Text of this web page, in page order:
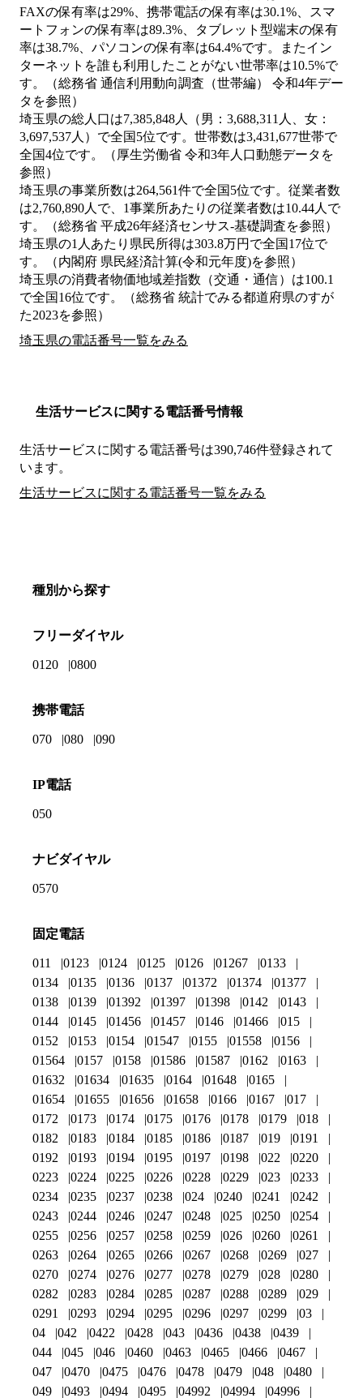
FAXの保有率は29%、携帯電話の保有率は30.1%、スマ
ートフォンの保有率は89.3%、タブレット型端末の保有
率は38.7%、パソコンの保有率は64.4%です。またイン
ターネットを誰も利用したことがない世帯率は10.5%で
す。（総務省 通信利用動向調査（世帯編） 令和4年デー
タを参照）
埼玉県の総人口は7,385,848人（男：3,688,311人、女：
3,697,537人）で全国5位です。世帯数は3,431,677世帯で
全国4位です。（厚生労働省 令和3年人口動態データを
参照）
埼玉県の事業所数は264,561件で全国5位です。従業者数
は2,760,890人で、1事業所あたりの従業者数は10.44人で
す。（総務省 平成26年経済センサス‐基礎調査を参照）
埼玉県の1人あたり県民所得は303.8万円で全国17位で
す。（内閣府 県民経済計算(令和元年度)を参照）
埼玉県の消費者物価地域差指数（交通・通信）は100.1
で全国16位です。（総務省 統計でみる都道府県のすが
た2023を参照）
埼玉県の電話番号一覧をみる
生活サービスに関する電話番号情報
生活サービスに関する電話番号は390,746件登録されて
います。
生活サービスに関する電話番号一覧をみる
種別から探す
フリーダイヤル
0120 0800
携帯電話
070 080 090
IP電話
050
ナビダイヤル
0570
固定電話
011 0123 0124 0125 0126 01267
0133
0134
0135 0136 0137 01372 01374
01377
0138
0139 01392 01397 01398 0142
0143
0144
0145 01456 01457 0146 01466
015
0152
0153 0154 01547 0155 01558
0156
01564
0157 0158 01586 01587 0162
0163
01632
01634 01635 0164 01648
0165
01654
01655 01656 01658 0166 0167
017
0172
0173 0174 0175 0176 0178 0179
018
0182
0183 0184 0185 0186 0187 019
0191
0192
0193 0194 0195 0197 0198 022
0220
0223
0224 0225 0226 0228 0229 023
0233
0234
0235 0237 0238 024 0240 0241
0242
0243
0244 0246 0247 0248 025 0250
0254
0255
0256 0257 0258 0259 026 0260
0261
0263
0264 0265 0266 0267 0268 0269
027
0270
0274 0276 0277 0278 0279 028
0280
0282
0283 0284 0285 0287 0288 0289
029
0291
0293 0294 0295 0296 0297 0299
03
04
042 0422 0428 043 0436 0438
0439
044
045 046 0460 0463 0465 0466
0467
047
0470 0475 0476 0478 0479 048
0480
049
0493 0494 0495 04992 04994 04996